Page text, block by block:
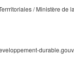
/ Ministère de